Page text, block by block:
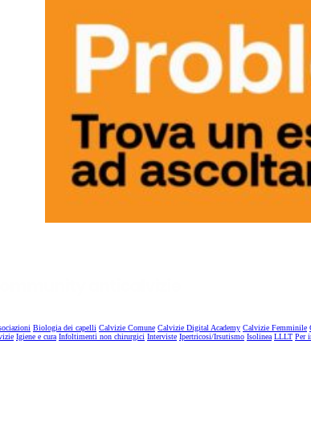
Biologia dei capelli Calvizie Comune Calvizie Digital Academy Calvizie Femminile
Igiene e cura Infoltimenti non chirurgici Interviste Ipertricosi/Irsutismo Isolinea LLLT Per